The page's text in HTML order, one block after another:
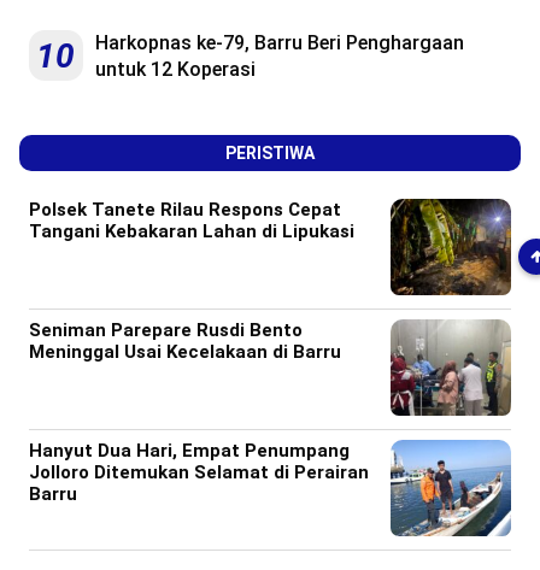
10
Harkopnas ke-79, Barru Beri Penghargaan
untuk 12 Koperasi
PERISTIWA
Polsek Tanete Rilau Respons Cepat
Tangani Kebakaran Lahan di Lipukasi
Seniman Parepare Rusdi Bento
Meninggal Usai Kecelakaan di Barru
Hanyut Dua Hari, Empat Penumpang
Jolloro Ditemukan Selamat di Perairan
Barru